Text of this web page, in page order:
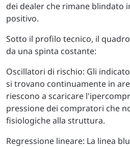
dei dealer che rimane blindato
positivo.
Sotto il profilo tecnico, il
da una spinta costante:
Oscillatori di rischio: Gli
si trovano continuamente in
riescono a scaricare
pressione dei compratori che
fisiologiche alla struttura.
Regressione lineare: La linea